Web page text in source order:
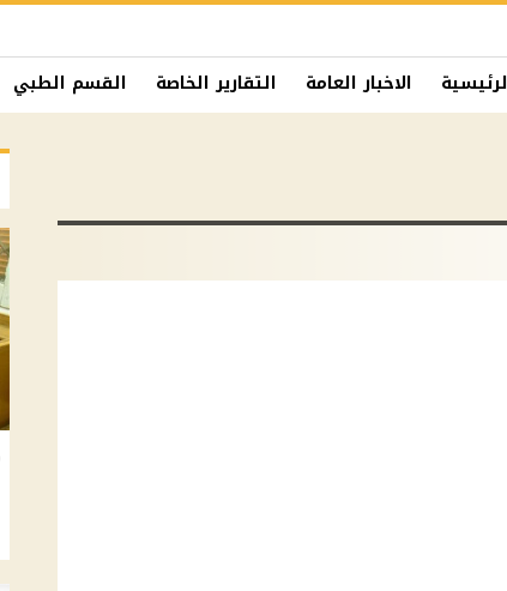
الاخبار العامة التقارير الخاصة القسم الطبي